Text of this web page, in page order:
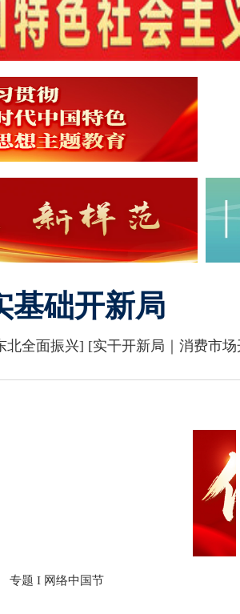
基础开新局
北全面振兴] [实干开新局｜消费市
开局八好 乘势而上